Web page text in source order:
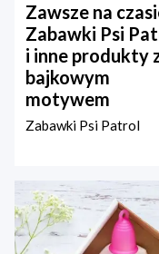
Zawsze na
Zabawki Psi
i inne produkty
bajkowym
motywem
Zabawki Psi Patrol